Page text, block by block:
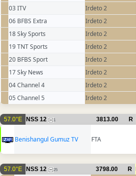
03 ITV
Irdeto 2
06 BFBS Extra
Irdeto 2
18 Sky Sports
Irdeto 2
19 TNT Sports
Irdeto 2
20 BFBS Sport
Irdeto 2
17 Sky News
Irdeto 2
04 Channel 4
Irdeto 2
05 Channel 5
Irdeto 2
57.0°E NSS 12 1 3813.00 R
Benishangul Gumuz TV FTA
57.0°E NSS 12 25 3798.00 R